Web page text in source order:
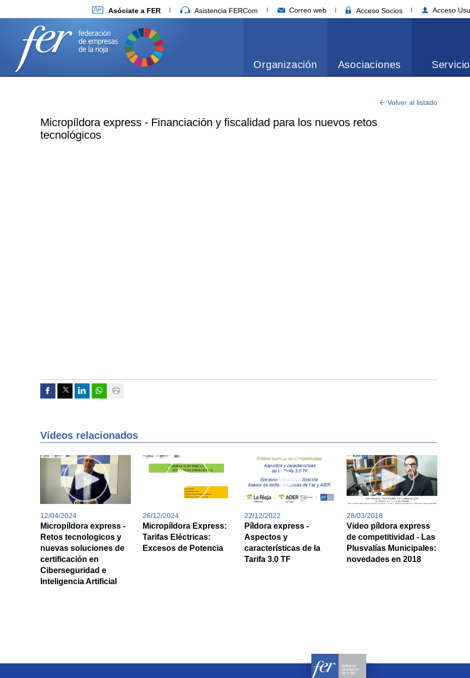
Asóciate a FER Asistencia FERCom Correo web Acceso Socios Acceso
Organización Asociaciones
Volver al listado
Micropíldora express - Financiación y fiscalidad para los nuevos retos
tecnológicos
Compartir por Facebook
Compartir por Twitter
Compartir por Linkedin
Compartir por whatsapp
Vídeos relacionados
12/04/2024
Micropíldora express -
Retos tecnologicos y
nuevas soluciones de
certificación en
Ciberseguridad e
Inteligencia Artificial
26/12/2024
Micropíldora Express:
Tarifas Eléctricas:
Excesos de Potencia
22/12/2022
Píldora express -
Aspectos y
características de la
Tarifa 3.0 TF
28/03/2018
Video píldora express
de competitividad - Las
Plusvalías Municipales:
novedades en 2018